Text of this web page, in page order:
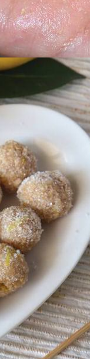
zucchero.